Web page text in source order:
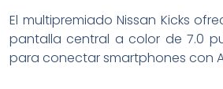
El multipremiado Nissan Kicks
pantalla central a color de 7.0
para conectar smartphones con